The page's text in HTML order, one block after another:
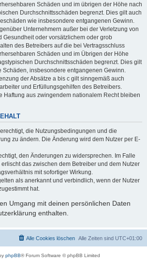
Schäden und im übrigen der Höhe nach
Durchschnittsschäden begrenzt. Dies gilt auch
wie insbesondere entgangenen Gewinn.
Unternehmern außer bei der Verletzung von
Gesundheit oder vorsätzlichem oder grob
des Betreibers auf die bei Vertragsschluss
Schäden und im Übrigen der Höhe
Durchschnittsschäden begrenzt. Dies gilt
Schäden, insbesondere entgangenen Gewinn.
der Absätze a bis c gilt sinngemäß auch
und Erfüllungsgehilfen des Betreibers.
Haftung aus zwingendem nationalem Recht bleiben
die Nutzungsbedingungen und die
zu ändern. Die Änderung wird dem Nutzer per E-
den Änderungen zu widersprechen. Im Falle
das zwischen dem Betreiber und dem Nutzer
mit sofortiger Wirkung.
als anerkannt und verbindlich, wenn der Nutzer
hat.
Umgang mit deinen persönlichen Daten
enthalten.
Alle Zeiten sind UTC+01:00
Alle Cookies löschen
phpBB® Forum Software © phpBB Limited